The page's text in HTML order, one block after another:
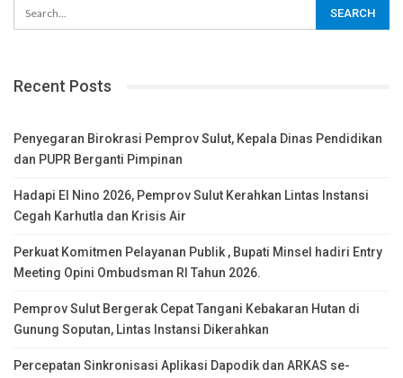
Recent Posts
Penyegaran Birokrasi Pemprov Sulut, Kepala Dinas Pendidikan
dan PUPR Berganti Pimpinan
Hadapi El Nino 2026, Pemprov Sulut Kerahkan Lintas Instansi
Cegah Karhutla dan Krisis Air
Perkuat Komitmen Pelayanan Publik , Bupati Minsel hadiri Entry
Meeting Opini Ombudsman RI Tahun 2026.
Pemprov Sulut Bergerak Cepat Tangani Kebakaran Hutan di
Gunung Soputan, Lintas Instansi Dikerahkan
Percepatan Sinkronisasi Aplikasi Dapodik dan ARKAS se-